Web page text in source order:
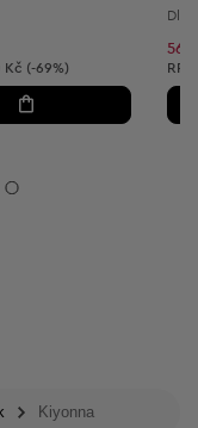
cena:
Kč (-69%) RRP
Kiyonna